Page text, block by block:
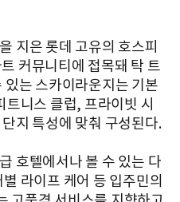
지은 롯데 고유의 호스피
커뮤니티에 접목돼 탁 트
있는 스카이라운지는 기본
니스 클럽, 프라이빗 시
지 특성에 맞춰 구성된다.
호텔에서나 볼 수 있는 다
라이프 케어 등 입주민의